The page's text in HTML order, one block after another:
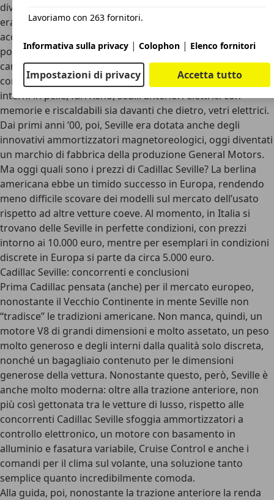
diventerà il nome del modello dal 2004). Questa versione
era la più potente della gamma con 305 CV, e anche la più
accessoriata. Di serie, infatti, troviamo i cerchi in lega da 17
pollici, la radio CD con impianto Bose da 8 altoparlanti e
caricatore multiplo, clima automatico, comandi di cruise
control, radio e climatizzatore al volante, inserti in legno,
interni in pelle, fari Xeno, sedili anteriori elettrici con
memorie e riscaldabili sia davanti che dietro, vetri elettrici.
Dai primi anni ’00, poi, Seville era dotata anche degli
innovativi ammortizzatori magnetoreologici, oggi diventati
un marchio di fabbrica della produzione General Motors.
Ma oggi quali sono i prezzi di Cadillac Seville? La berlina
americana ebbe un timido successo in Europa, rendendo
meno difficile scovare dei modelli sul mercato dell’usato
rispetto ad altre vetture coeve. Al momento, in Italia si
trovano delle Seville in perfette condizioni, con prezzi
intorno ai 10.000 euro, mentre per esemplari in condizioni
discrete in Europa si parte da circa 5.000 euro.
Cadillac Seville: concorrenti e conclusioni
Prima Cadillac pensata (anche) per il mercato europeo,
nonostante il Vecchio Continente in mente Seville non
“tradisce” le tradizioni americane. Non manca, quindi, un
motore V8 di grandi dimensioni e molto assetato, un peso
molto generoso e degli interni dalla qualità solo discreta,
nonché un bagagliaio contenuto per le dimensioni
generose della vettura. Nonostante questo, però, Seville è
anche molto moderna: oltre alla trazione anteriore, non
più così gettonata tra le vetture di lusso, rispetto alle
concorrenti Cadillac Seville sfoggia ammortizzatori a
controllo elettronico, un motore con basamento in
alluminio e fasatura variabile, Cruise Control e anche i
comandi per il clima sul volante, una soluzione tanto
semplice quanto incredibilmente comoda.
Alla guida, poi, nonostante la trazione anteriore la renda
Lavoriamo con 263 fornitori.
Informativa sulla privacy | Colophon | Elenco fornitori
Impostazioni di privacy Accetta tutto